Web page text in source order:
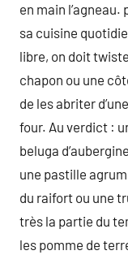
en main
sa cuisine
libre, on doit
chapon ou une
de les abriter
four. Au verdict :
beluga
une pastille
du raifort ou une
très la partie du
les pomme de